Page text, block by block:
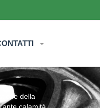
della